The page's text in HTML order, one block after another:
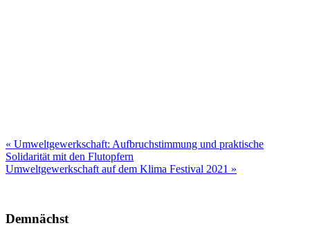
Beitragsnavigation
« Umweltgewerkschaft: Aufbruchstimmung und praktische
Solidarität mit den Flutopfern
Umweltgewerkschaft auf dem Klima Festival 2021 »
Demnächst